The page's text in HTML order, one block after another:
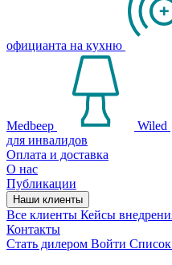
официанта на кухню
Medbeep Wiled
для инвалидов
Оплата и доставка
О нас
Публикации
Наши клиенты
Все клиенты Кейсы
Контакты
Стать дилером Войти Список